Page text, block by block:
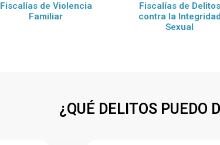
Fiscalías de Violencia
Familiar
Fiscalías de Delitos
contra la Integridad
Sexual
¿QUÉ DELITOS PUEDO